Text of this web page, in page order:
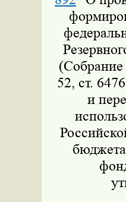
(Собрание
52, ст.
и